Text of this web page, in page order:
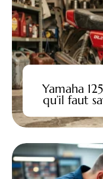
Yamaha
qu’il faut